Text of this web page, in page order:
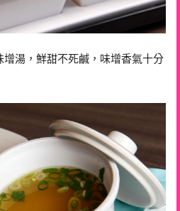
湯，鮮甜不死鹹，味增香氣十分